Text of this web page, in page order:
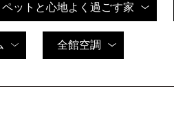
ペットと心地よく過ごす家
全館空調